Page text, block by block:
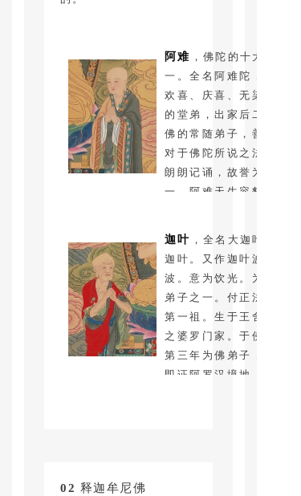
阿难 ，佛陀的十大弟子之
一。全名阿难陀，意译为
欢喜、庆喜、无染。是佛
的堂弟，出家后二十年为
佛的常随弟子，善记忆，
对于佛陀所说之法，多能
朗朗记诵，故誉为多闻第
一。阿难天生容貌端正，
却屡遭妇女之诱惑，然阿
迦叶 ，全名大迦叶，摩诃
迦叶。又作迦叶波、迦摄
波。意为饮光。为佛十大
弟子之一。付正法眼藏为
第一祖。生于王舍城近郊
之婆罗门家。于佛成道后
第三年为佛弟子，八日后
即证阿罗汉境地，为佛弟
02 释迦牟尼佛